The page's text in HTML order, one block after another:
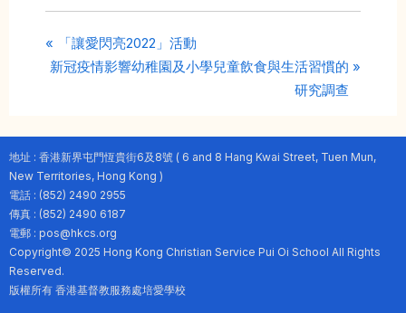
Post
r
i
o
u
s
P
o
s
t
「讓愛閃亮2022」活動
N
t
P
o
s
t
:
新冠疫情影響幼稚園及小學兒童飲食與生活習慣的
研究調查
地址 : 香港新界屯門恆貴街6及8號 ( 6 and 8 Hang Kwai Street, Tuen Mun,
New Territories, Hong Kong )
電話 : (852) 2490 2955
傳真 : (852) 2490 6187
電郵 : pos@hkcs.org
Copyright© 2025 Hong Kong Christian Service Pui Oi School All Rights
Reserved.
版權所有 香港基督教服務處培愛學校